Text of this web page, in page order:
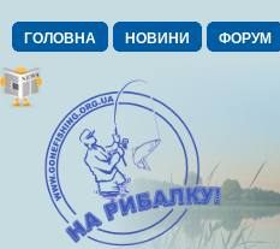
ГОЛОВНА НОВИНИ ФОРУМ